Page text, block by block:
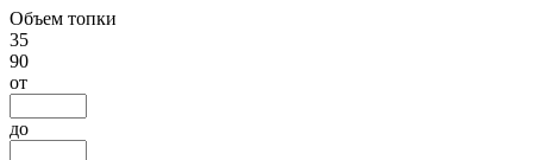
Объем топки
35
90
от
до